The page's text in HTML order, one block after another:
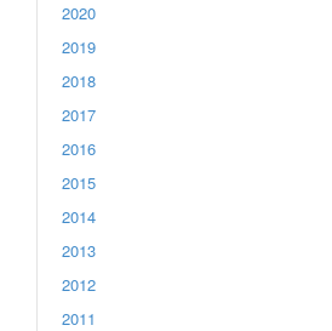
2020
2019
2018
2017
2016
2015
2014
2013
2012
2011